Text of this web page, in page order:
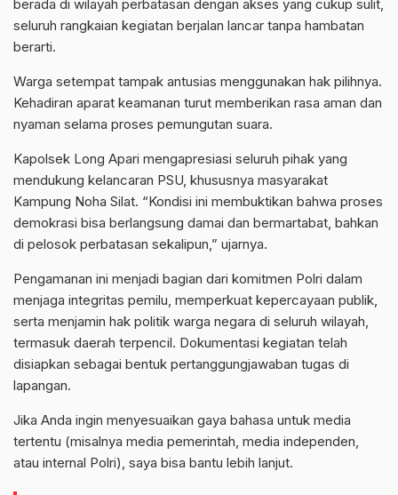
berada di wilayah perbatasan dengan akses yang cukup sulit,
seluruh rangkaian kegiatan berjalan lancar tanpa hambatan
berarti.
Warga setempat tampak antusias menggunakan hak pilihnya.
Kehadiran aparat keamanan turut memberikan rasa aman dan
nyaman selama proses pemungutan suara.
Kapolsek Long Apari mengapresiasi seluruh pihak yang
mendukung kelancaran PSU, khususnya masyarakat
Kampung Noha Silat. “Kondisi ini membuktikan bahwa proses
demokrasi bisa berlangsung damai dan bermartabat, bahkan
di pelosok perbatasan sekalipun,” ujarnya.
Pengamanan ini menjadi bagian dari komitmen Polri dalam
menjaga integritas pemilu, memperkuat kepercayaan publik,
serta menjamin hak politik warga negara di seluruh wilayah,
termasuk daerah terpencil. Dokumentasi kegiatan telah
disiapkan sebagai bentuk pertanggungjawaban tugas di
lapangan.
Jika Anda ingin menyesuaikan gaya bahasa untuk media
tertentu (misalnya media pemerintah, media independen,
atau internal Polri), saya bisa bantu lebih lanjut.